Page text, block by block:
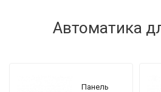
Автоматика
Панель